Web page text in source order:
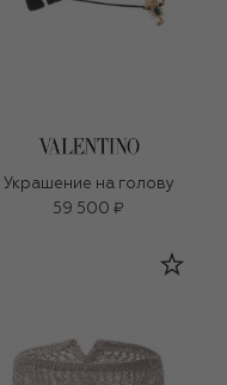
Украшение на голову
59 500 ₽